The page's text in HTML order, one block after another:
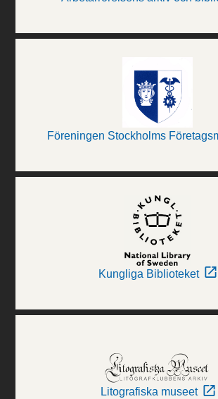
Föreningen Stockholms
Kungliga Biblioteket
Litografiska museet